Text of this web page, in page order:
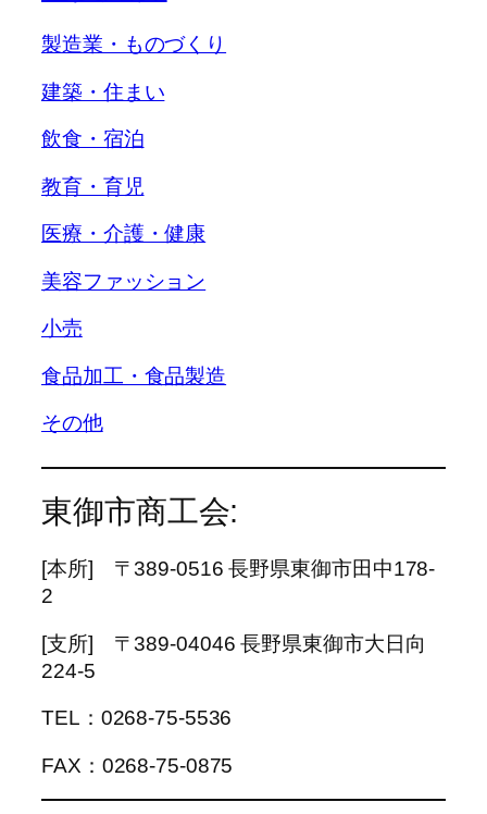
製造業・ものづくり
建築・住まい
飲食・宿泊
教育・育児
医療・介護・健康
美容ファッション
小売
食品加工・食品製造
その他
東御市商工会:
[本所] 〒389-0516 長野県東御市田中178-
2
[支所] 〒389-04046 長野県東御市大日向
224-5
TEL：0268-75-5536
FAX：0268-75-0875